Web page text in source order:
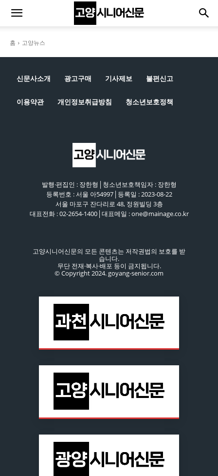
홈 고양뉴스
신문사소개 광고구매 기사제보 불편신고
이용약관 개인정보취급방침 청소년보호정책
발행·편집인 : 장한형│청소년보호책임자 : 장한형
등록번호 : 서울 아54997│등록일 : 2023-08-22
서울 마포구 잔다리로 48, 정원빌딩 3층
대표전화 : 02-2654-1400│대표메일 : one@mainage.co.kr
고양시니어신문의 모든 콘텐츠는 저작권법의 보호를 받
습니다.
무단 전재·복사·배포 등이 금지됩니다.
© Copyright 2024. goyang-senior.com